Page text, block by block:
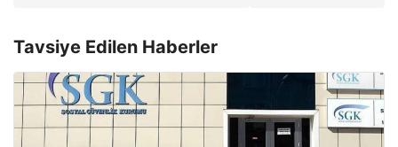
Tavsiye Edilen Haberler